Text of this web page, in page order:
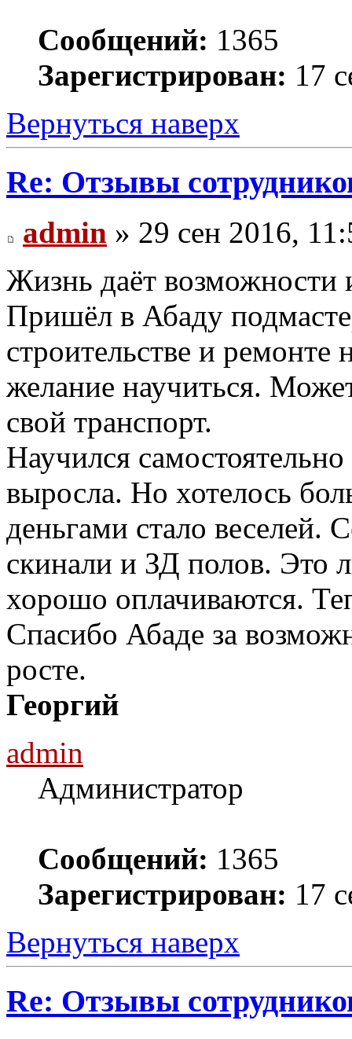
Сообщений: 1365
Зарегистрирован: 17
Вернуться наверх
Re: Отзывы
admin » 29 сен 2016,
Жизнь даёт возможности
Пришёл в Абаду
строительстве и
желание научиться.
свой транспорт.
Научился
выросла. Но хотелось
деньгами стало веселей.
скинали и ЗД полов. Это
хорошо оплачиваются.
Спасибо Абаде за
росте.
Георгий
admin
Администратор
Сообщений: 1365
Зарегистрирован: 17
Вернуться наверх
Re: Отзывы